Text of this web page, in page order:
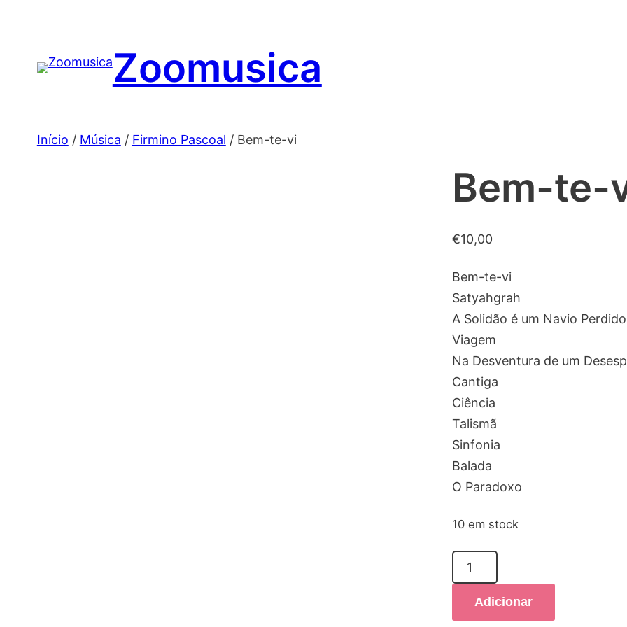
conteúdo
Zoomusica
Início / Música / Firmino Pascoal / Bem-te-vi
Bem-te-
€10,00
Bem-te-vi
Satyahgrah
A Solidão é um Navio Perdido
Viagem
Na Desventura de um
Cantiga
Ciência
Talismã
Sinfonia
Balada
O Paradoxo
10 em stock
Quantidade
de
Bem-
te-
Adicionar